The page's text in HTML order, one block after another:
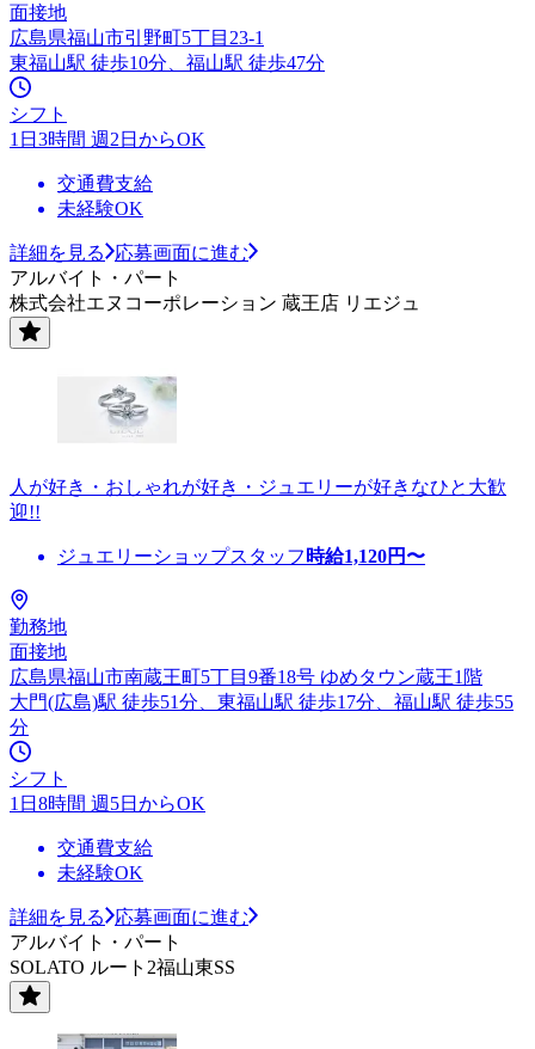
面接地
広島県福山市引野町5丁目23-1
東福山駅 徒歩10分、福山駅 徒歩47分
シフト
1日3時間 週2日からOK
交通費支給
未経験OK
詳細を見る
応募画面に進む
アルバイト・パート
株式会社エヌコーポレーション 蔵王店 リエジュ
人が好き・おしゃれが好き・ジュエリーが好きなひと大歓
迎!!
ジュエリーショップスタッフ 時給1,120円〜
勤務地
面接地
広島県福山市南蔵王町5丁目9番18号 ゆめタウン蔵王1階
大門(広島)駅 徒歩51分、東福山駅 徒歩17分、福山駅 徒歩55
分
シフト
1日8時間 週5日からOK
交通費支給
未経験OK
詳細を見る
応募画面に進む
アルバイト・パート
SOLATO ルート2福山東SS